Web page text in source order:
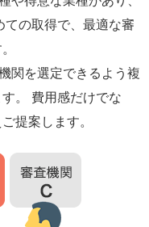
の取得で、最適な審
関を選定できるよう複
。 費用感だけでな
提案します。